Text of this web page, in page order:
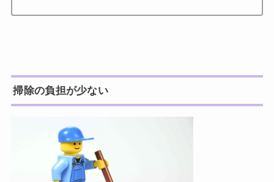
掃除の負担が少ない